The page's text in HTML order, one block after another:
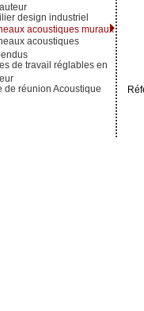
design industriel
acoustiques muraux
acoustiques
de travail réglables en
de réunion Acoustique